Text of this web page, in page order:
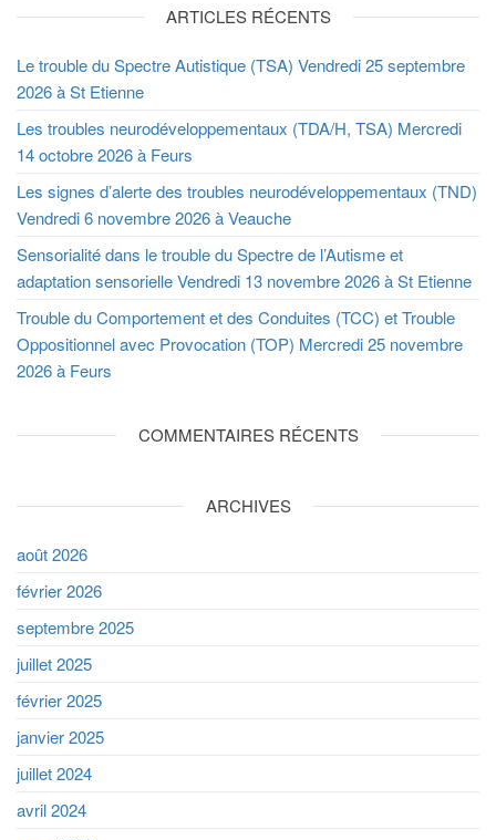
ARTICLES RÉCENTS
Le trouble du Spectre Autistique (TSA) Vendredi 25 septembre
2026 à St Etienne
Les troubles neurodéveloppementaux (TDA/H, TSA) Mercredi
14 octobre 2026 à Feurs
Les signes d’alerte des troubles neurodéveloppementaux (TND)
Vendredi 6 novembre 2026 à Veauche
Sensorialité dans le trouble du Spectre de l’Autisme et
adaptation sensorielle Vendredi 13 novembre 2026 à St Etienne
Trouble du Comportement et des Conduites (TCC) et Trouble
Oppositionnel avec Provocation (TOP) Mercredi 25 novembre
2026 à Feurs
COMMENTAIRES RÉCENTS
ARCHIVES
août 2026
février 2026
septembre 2025
juillet 2025
février 2025
janvier 2025
juillet 2024
avril 2024